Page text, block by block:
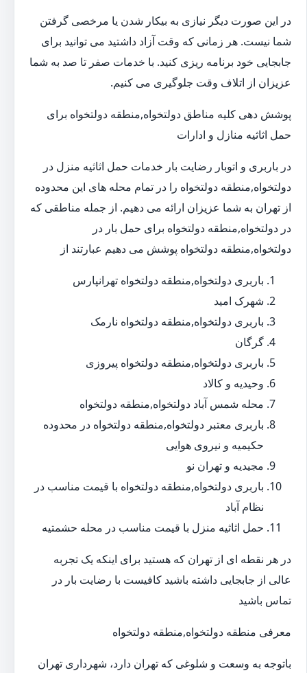
در این صورت دیگر نیازی به بیکار شدن یا مرخصی گرفتن
شما نیست. هر زمانی که وقت آزاد داشتید می توانید برای
جابجایی خود برنامه ریزی کنید. با خدمات صفر تا صد به شما
عزیزان از اتلاف وقت جلوگیری می کنیم.
پوشش دهی کلیه مناطق دولتخواه,منطقه دولتخواه برای
حمل اثاثیه منازل و ادارات
در باربری و اتوبار رضایت بار خدمات حمل اثاثیه منزل در
دولتخواه,منطقه دولتخواه را در تمام محله های این محدوده
از تهران به شما عزیزان ارائه می دهیم. از جمله مناطقی که
در دولتخواه,منطقه دولتخواه برای حمل بار در
دولتخواه,منطقه دولتخواه پوشش می دهیم عبارتند از
باربری دولتخواه,منطقه دولتخواه تهرانپارس
شهرک امید
باربری دولتخواه,منطقه دولتخواه نارمک
گرگان
باربری دولتخواه,منطقه دولتخواه پیروزی
وحیدیه و کالاد
محله شمس آباد دولتخواه,منطقه دولتخواه
باربری معتبر دولتخواه,منطقه دولتخواه در محدوده
حکیمیه و نیروی هوایی
مجیدیه و تهران نو
باربری دولتخواه,منطقه دولتخواه با قیمت مناسب در
نظام آباد
حمل اثاثیه منزل با قیمت مناسب در محله حشمتیه
در هر نقطه ای از تهران که هستید برای اینکه یک تجربه
عالی از جابجایی داشته باشید کافیست با رضایت بار در
تماس باشید
معرفی منطقه دولتخواه,منطقه دولتخواه
باتوجه به وسعت و شلوغی که تهران دارد، شهرداری تهران